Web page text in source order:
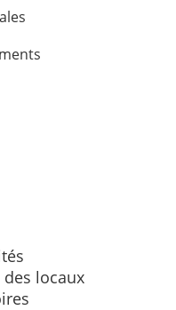
locaux